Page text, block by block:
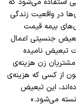
در واقعیت زندگی
بیمه قیمت
جنسیتی اعمال
تبعیض نامیده
زن هزینه‌ی
از کسی که هزینه‌ی
این تبعیض
می‌شود.»